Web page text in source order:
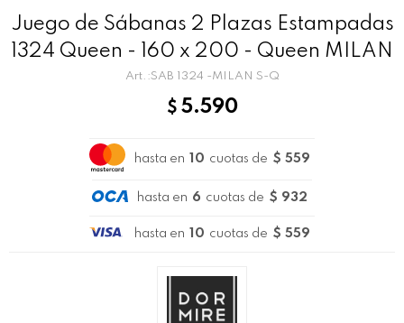
Juego de Sábanas 2 Plazas Estampadas
1324 Queen - 160 x 200 - Queen MILAN
SAB 1324 -MILAN S-Q
$ 5.590
hasta en 10 cuotas de $ 559
hasta en 6 cuotas de $ 932
hasta en 10 cuotas de $ 559